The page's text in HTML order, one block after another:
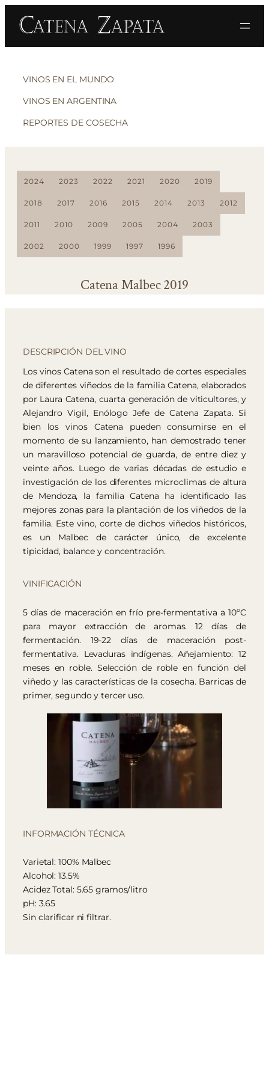
VINOS EN EL MUNDO
VINOS EN ARGENTINA
REPORTES DE COSECHA
2024 2023 2022 2021 2020 2019
2018 2017 2016 2015 2014 2013 2012
2011 2010 2009 2005 2004 2003
2002 2000 1999 1997 1996
Catena Malbec 2019
DESCRIPCIÓN DEL VINO
Los vinos Catena son el resultado de cortes especiales
de diferentes viñedos de la familia Catena, elaborados
por Laura Catena, cuarta generación de viticultores, y
Alejandro Vigil, Enólogo Jefe de Catena Zapata. Si
bien los vinos Catena pueden consumirse en el
momento de su lanzamiento, han demostrado tener
un maravilloso potencial de guarda, de entre diez y
veinte años. Luego de varias décadas de estudio e
investigación de los diferentes microclimas de altura
de Mendoza, la familia Catena ha identificado las
mejores zonas para la plantación de los viñedos de la
familia. Este vino, corte de dichos viñedos históricos,
es un Malbec de carácter único, de excelente
tipicidad, balance y concentración.
VINIFICACIÓN
5 días de maceración en frío pre-fermentativa a 10ºC
para mayor extracción de aromas. 12 días de
fermentación. 19-22 días de maceración post-
fermentativa. Levaduras indígenas. Añejamiento: 12
meses en roble. Selección de roble en función del
viñedo y las características de la cosecha. Barricas de
primer, segundo y tercer uso.
INFORMACIÓN TÉCNICA
Varietal: 100% Malbec
Alcohol: 13.5%
Acidez Total: 5.65 gramos/litro
pH: 3.65
Sin clarificar ni filtrar.